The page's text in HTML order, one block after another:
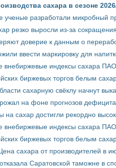
сахара в сезоне
ученые разработали микробный
резко выросли из-за
доверие к данным о
ввести маркировку для
внебиржевые индексы сахара
биржевых торгов белым
сахарную свёклу начнут
на фоне прогнозов
на сахар достигли рекордно
внебиржевые индексы сахара
биржевых торгов белым
сахара от производителей в
Саратовской таможне в